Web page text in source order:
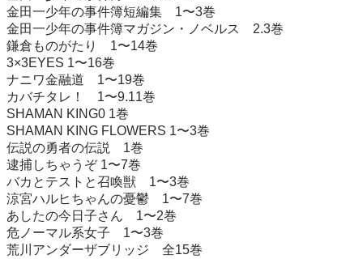
金田一少年の事件簿短編集　1〜3巻
金田一少年の事件簿マガジン・ノベルス　2.3巻
鎌倉ものがたり　1〜14巻
3×3EYES 1〜16巻
ナニワ金融道　1〜19巻
カバチタレ！　1〜9.11巻
SHAMAN KING0 1巻
SHAMAN KING FLOWERS 1〜3巻
伝説の勇者の伝説　1巻
逮捕しちゃうぞ 1〜7巻
バカとテストと召喚獣　1〜3巻
涼宮ハルヒちゃんの憂鬱　1〜7巻
あしたの今日子さん　1〜2巻
危ノーマル系女子　1〜3巻
荒川アンダーザブリッジ　全15巻